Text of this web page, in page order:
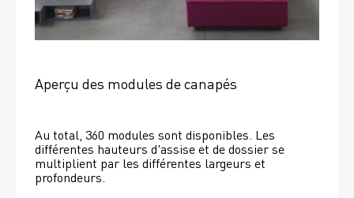
Aperçu des modules de canapés
Au total, 360 modules sont disponibles. Les
différentes hauteurs d'assise et de dossier se
multiplient par les différentes largeurs et
profondeurs.